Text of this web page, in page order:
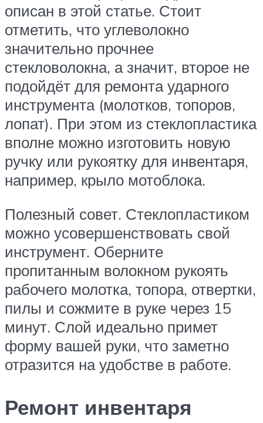
описан в этой статье. Стоит
отметить, что углеволокно
значительно прочнее
стекловолокна, а значит, второе не
подойдёт для ремонта ударного
инструмента (молотков, топоров,
лопат). При этом из стеклопластика
вполне можно изготовить новую
ручку или рукоятку для инвентаря,
например, крыло мотоблока.
Полезный совет. Стеклопластиком
можно усовершенствовать свой
инструмент. Оберните
пропитанным волокном рукоять
рабочего молотка, топора, отвертки,
пилы и сожмите в руке через 15
минут. Слой идеально примет
форму вашей руки, что заметно
отразится на удобстве в работе.
Ремонт инвентаря